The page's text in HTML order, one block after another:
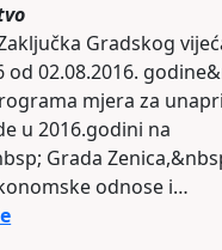
Gradskog
od 02.08.2016.
mjera za
u 2016.godini na
Grada
odnose i
raspisuje